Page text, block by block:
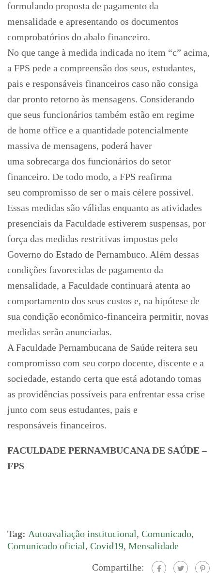
formulando proposta de pagamento da
mensalidade e apresentando os documentos
comprobatórios do abalo financeiro.
No que tange à medida indicada no item “c” acima,
a FPS pede a compreensão dos seus, estudantes,
pais e responsáveis financeiros caso não consiga
dar pronto retorno às mensagens. Considerando
que seus funcionários também estão em regime
de home office e a quantidade potencialmente
massiva de mensagens, poderá haver
uma sobrecarga dos funcionários do setor
financeiro. De todo modo, a FPS reafirma
seu compromisso de ser o mais célere possível.
Essas medidas são válidas enquanto as atividades
presenciais da Faculdade estiverem suspensas, por
força das medidas restritivas impostas pelo
Governo do Estado de Pernambuco. Além dessas
condições favorecidas de pagamento da
mensalidade, a Faculdade continuará atenta ao
comportamento dos seus custos e, na hipótese de
sua condição econômico-financeira permitir, novas
medidas serão anunciadas.
A Faculdade Pernambucana de Saúde reitera seu
compromisso com seu corpo docente, discente e a
sociedade, estando certa que está adotando tomas
as providências possíveis para enfrentar essa crise
junto com seus estudantes, pais e
responsáveis financeiros.
FACULDADE PERNAMBUCANA DE SAÚDE –
FPS
Tag: Autoavaliação institucional, Comunicado,
Comunicado oficial, Covid19, Mensalidade
Compartilhe: